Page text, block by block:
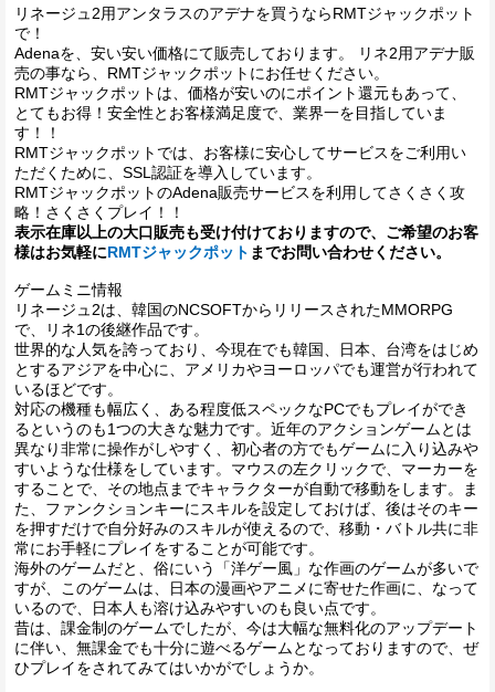
リネージュ2用アンタラスのアデナを買うならRMTジャックポット
で！
Adenaを、安い安い価格にて販売しております。 リネ2用アデナ販
売の事なら、RMTジャックポットにお任せください。
RMTジャックポットは、価格が安いのにポイント還元もあって、
とてもお得！安全性とお客様満足度で、業界一を目指していま
す！！
RMTジャックポットでは、お客様に安心してサービスをご利用い
ただくために、SSL認証を導入しています。
RMTジャックポットのAdena販売サービスを利用してさくさく攻
略！さくさくプレイ！！
表示在庫以上の大口販売も受け付けておりますので、ご希望のお客
様はお気軽にRMTジャックポット までお問い合わせください。
ゲームミニ情報
リネージュ2は、韓国のNCSOFTからリリースされたMMORPG
で、リネ1の後継作品です。
世界的な人気を誇っており、今現在でも韓国、日本、台湾をはじめ
とするアジアを中心に、アメリカやヨーロッパでも運営が行われて
いるほどです。
対応の機種も幅広く、ある程度低スペックなPCでもプレイができ
るというのも1つの大きな魅力です。近年のアクションゲームとは
異なり非常に操作がしやすく、初心者の方でもゲームに入り込みや
すいような仕様をしています。マウスの左クリックで、マーカーを
することで、その地点までキャラクターが自動で移動をします。ま
た、ファンクションキーにスキルを設定しておけば、後はそのキー
を押すだけで自分好みのスキルが使えるので、移動・バトル共に非
常にお手軽にプレイをすることが可能です。
海外のゲームだと、俗にいう「洋ゲー風」な作画のゲームが多いで
すが、このゲームは、日本の漫画やアニメに寄せた作画に、なって
いるので、日本人も溶け込みやすいのも良い点です。
昔は、課金制のゲームでしたが、今は大幅な無料化のアップデート
に伴い、無課金でも十分に遊べるゲームとなっておりますので、ぜ
ひプレイをされてみてはいかがでしょうか。